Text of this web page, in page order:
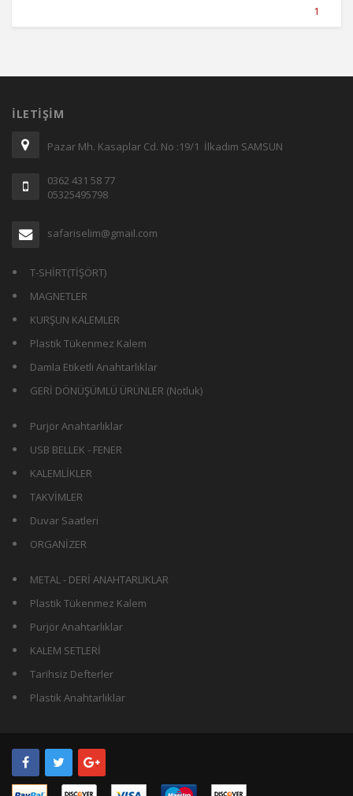
1
İLETIŞIM
Pazar Mh. Kasaplar Cd. No :19/1 İlkadım SAMSUN
0362 431 58 77
05325495798
safariselim@gmail.com
T-SHİRT(TİŞÖRT)
MAGNETLER
KURŞUN KALEMLER
Plastik Tükenmez Kalem
Damla Etiketli Anahtarlıklar
GERİ DÖNÜŞÜMLÜ ÜRÜNLER (Notluk)
Purjör Anahtarlıklar
USB BELLEK - FENER
KALEMLİKLER
TAKVİMLER
Duvar Saatleri
ORGANİZER
METAL - DERİ ANAHTARLIKLAR
Plastik Tükenmez Kalem
Purjör Anahtarlıklar
KALEM SETLERİ
Tarihsiz Defterler
Plastik Anahtarlıklar